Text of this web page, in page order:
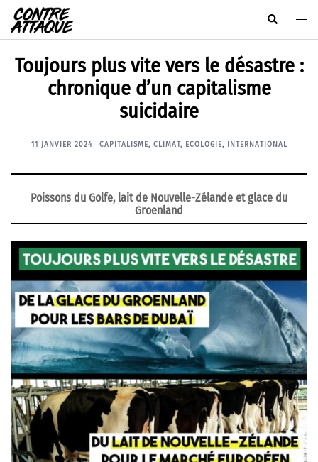
Aller
au
contenu
Rechercher
Toujours plus vite vers le désastre :
chronique d’un capitalisme
suicidaire
11 JANVIER 2024 CAPITALISME, CLIMAT, ECOLOGIE, INTERNATIONAL
Poissons du Golfe, lait de Nouvelle-Zélande et glace du
Groenland